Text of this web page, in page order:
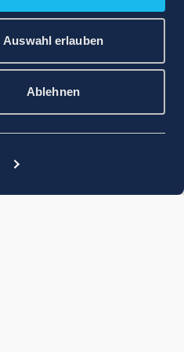
Auswahl erlauben
Ablehnen